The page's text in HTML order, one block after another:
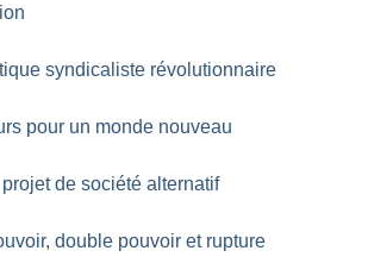
syndicaliste révolutionnaire
pour un monde nouveau
de société alternatif
double pouvoir et rupture